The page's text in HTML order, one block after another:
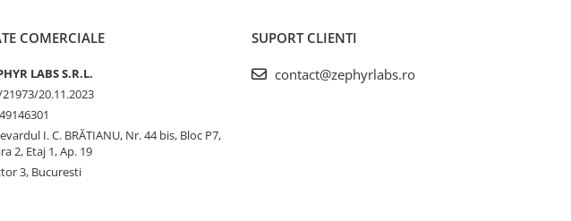
COMERCIALE
LABS S.R.L.
21973/20.11.2023
I. C. BRĂTIANU, Nr. 44 bis, Bloc P7,
2, Etaj 1, Ap. 19
3, Bucuresti
SUPORT CLIENTI
contact@zephyrlabs.ro